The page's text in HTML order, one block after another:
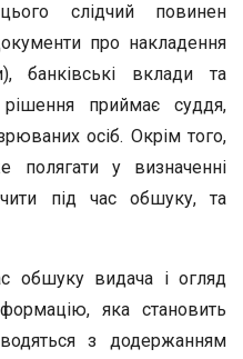
слідчий повинен
про накладення
банківські вклади та
приймає суддя,
осіб. Окрім того,
полягати у визначенні
під час обшуку, та
обшуку видача і огляд
яка становить
з додержанням